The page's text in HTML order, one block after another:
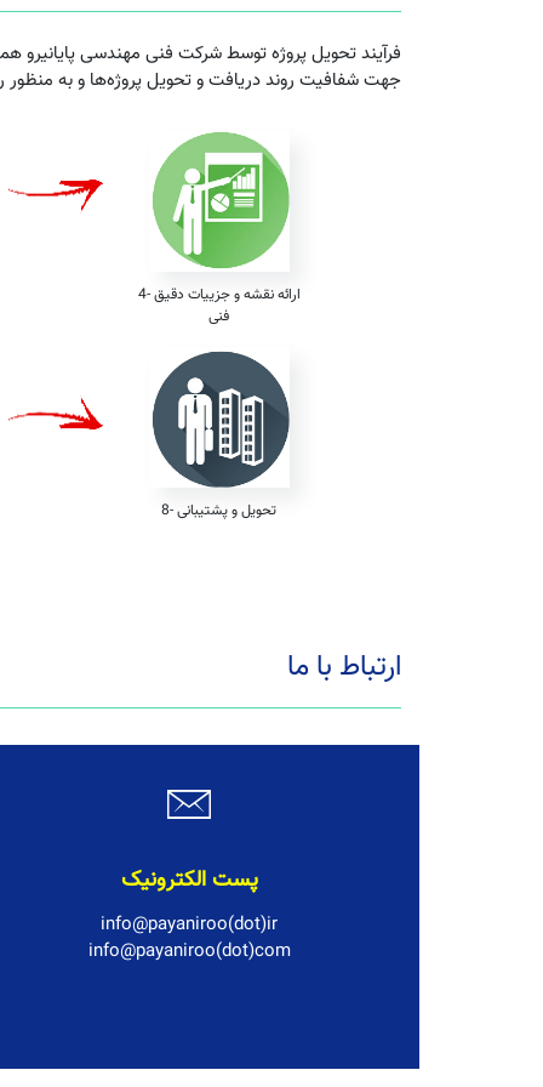
فرآیند تحویل پروژه توسط شرکت فنی مهندسی پایانیرو
جهت شفافیت روند دریافت و تحویل پروژه‌ها و به
4- ارائه نقشه و جزییات دقیق
فنی
8- تحویل و پشتیبانی
ارتباط با ما
پست الکترونیک
info@payaniroo(dot)ir
info@payaniroo(dot)com